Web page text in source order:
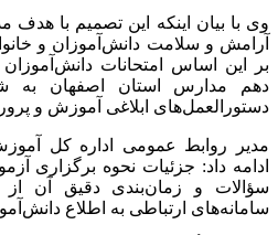
وی با بیان اینکه این تصمیم با
آرامش و سلامت دانش‌آموزان و
بر این اساس امتحانات
دهم مدارس استان اصفهان به
دستورالعمل‌های ابلاغی آموزش و
مدیر روابط عمومی اداره کل
ادامه داد: جزئیات نحوه برگزاری
سؤالات و زمان‌بندی دقیق آن
سامانه‌های ارتباطی به اطلاع